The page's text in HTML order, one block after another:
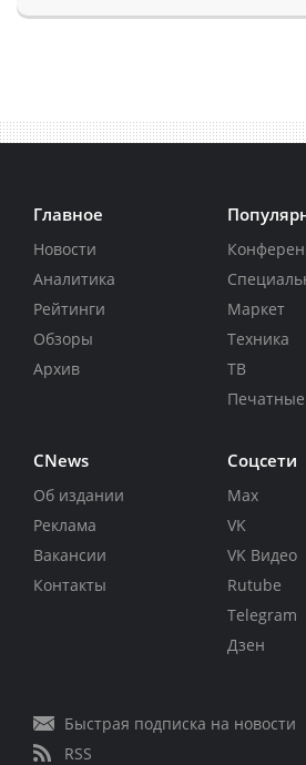
Главное
Новости
Аналитика
Рейтинги
Обзоры
Архив
Маркет
Техника
ТВ
CNews
Об издании
Реклама
Вакансии
Контакты
Соцсети
Max
VK
VK Видео
Rutube
Telegram
Дзен
Быстрая подписка на новости
RSS